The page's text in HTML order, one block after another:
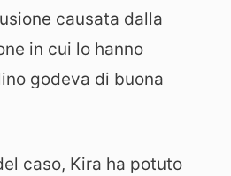
causata dalla
in cui lo hanno
godeva di buona
caso, Kira ha potuto